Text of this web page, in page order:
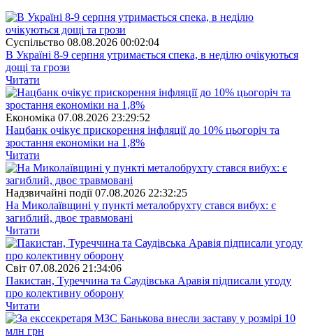
Суспiльство 08.08.2026 00:02:04
В Україні 8-9 серпня утримається спека, в неділю очікуються
дощі та грози
Читати
Економіка 07.08.2026 23:29:52
Нацбанк очікує прискорення інфляції до 10% цьогоріч та
зростання економіки на 1,8%
Читати
Надзвичайні події 07.08.2026 22:32:25
На Миколаївщині у пункті металобрухту стався вибух: є
загиблий, двоє травмовані
Читати
Свiт 07.08.2026 21:34:06
Пакистан, Туреччина та Саудівська Аравія підписали угоду
про колективну оборону
Читати